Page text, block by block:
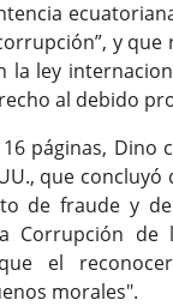
y
la ley
al debido
páginas,
que
de fraude y
Corrupción de
el
morales".